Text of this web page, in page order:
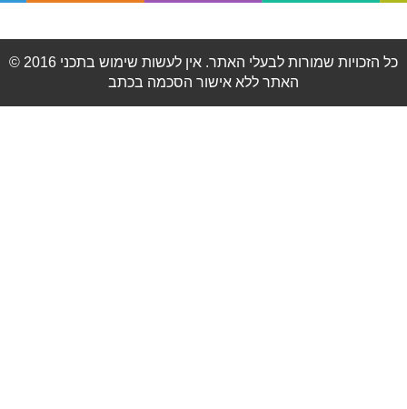
© 2016 כל הזכויות שמורות לבעלי האתר. אין לעשות שימוש בתכני
האתר ללא אישור הסכמה בכתב